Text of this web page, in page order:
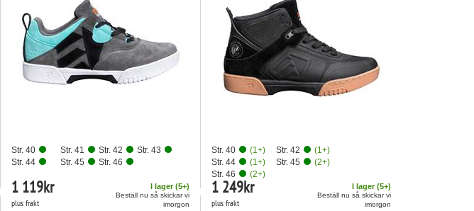
Str. 40 Str. 41 Str. 42
Str. 43
Str. 44
Str. 45 Str. 46
1 119kr
plus frakt
I lager (5+)
Beställ nu så skickar vi
imorgon
Str. 40 (1+) Str. 42 (1+)
Str. 44
(1+) Str. 45 (2+)
Str. 46
(2+)
1 249kr
plus frakt
I lager (5+)
Beställ nu så skickar vi
imorgon